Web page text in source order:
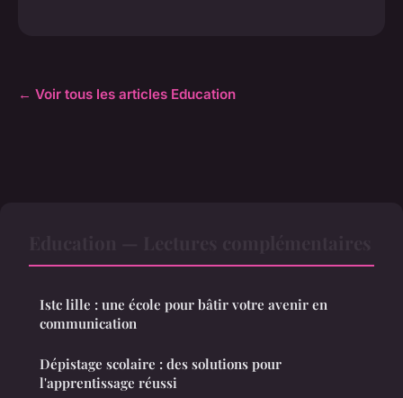
← Voir tous les articles Education
Istc lille : une école pour bâtir votre avenir en
communication
Dépistage scolaire : des solutions pour
l'apprentissage réussi